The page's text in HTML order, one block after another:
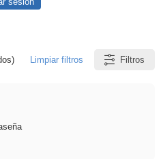
Limpiar filtros Filtros